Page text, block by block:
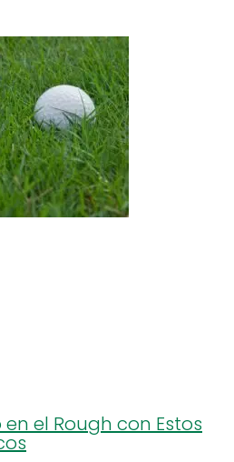
el Rough con Estos